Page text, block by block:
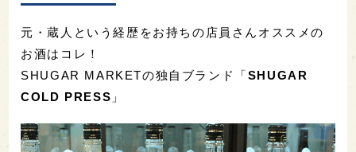
元・蔵人という経歴をお持ちの店員さんオススメの
お酒はコレ！
SHUGAR MARKETの独自ブランド「SHUGAR
COLD PRESS 」